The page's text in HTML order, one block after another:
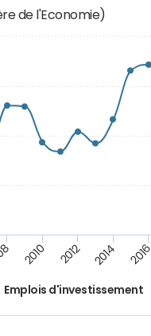
de l'Economie)
Emplois d'investissement
2010 2012 2014 2016